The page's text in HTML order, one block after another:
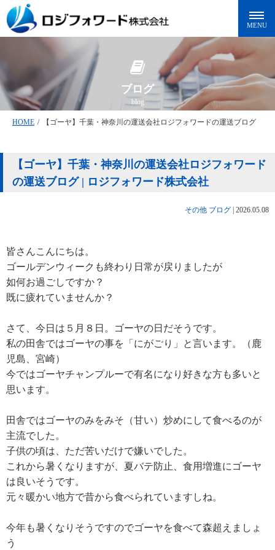
ブログ
blog
HOME / 【ゴーヤ】千葉・神奈川の運送会社ロジフォワードの運送ブログ
【ゴーヤ】千葉・神奈川の運送会社ロジフォワード
の運送ブログ | ロジフォワード株式会社
その他 ブログ 2026.05.08
皆さんこんにちは。
ゴールデンウィークも終わり日常が戻りましたが
如何お過ごしですか？
既に疲れていませんか？
さて、今日は５月８日。ゴーヤの日だそうです。
私の田舎ではゴーヤの事を「にがごり」と言います。（鹿
児島、宮崎）
今ではゴーヤチャンプルーで有名になり好きな方も多いと
思います。
田舎ではゴーヤのみをみそ（甘い）炒めにして食べるのが
主流でした。
子供の頃は、ただ苦いだけで嫌いでした。
これから暑くなりますが、夏バテ防止、食用増進にゴーヤ
は良いそうです。
元々暖かい地方で昔から食べられていますしね。
今年も暑くなりそうですのでゴーヤを食べて森超えましょ
う